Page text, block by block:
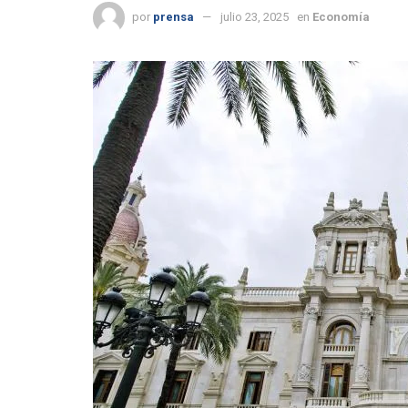
por prensa julio 23, 2025 en Economía